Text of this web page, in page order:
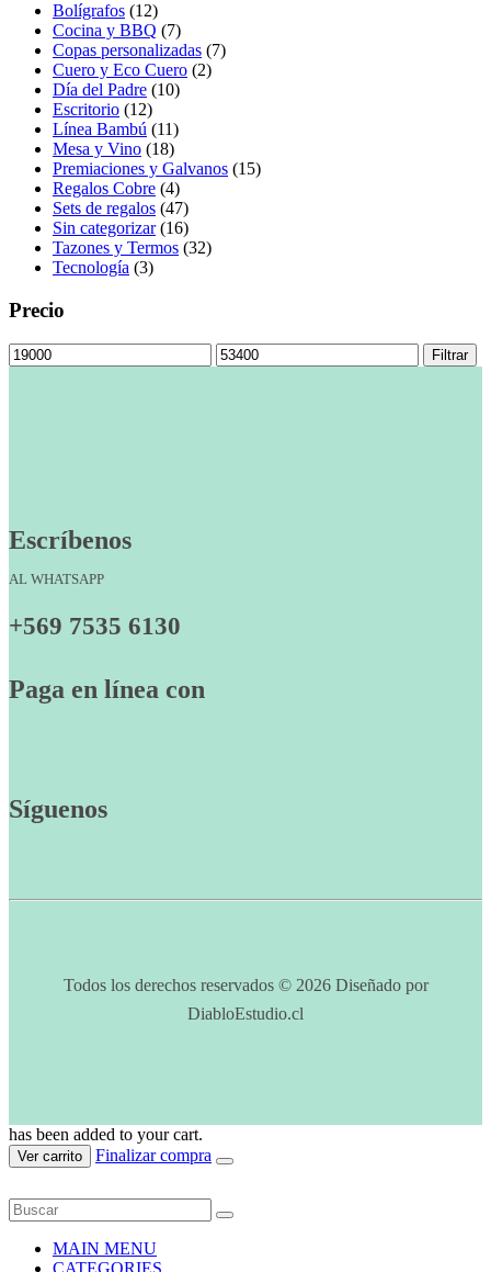
Bolígrafos (12)
Cocina y BBQ (7)
Copas personalizadas (7)
Cuero y Eco Cuero (2)
Día del Padre (10)
Escritorio (12)
Línea Bambú (11)
Mesa y Vino (18)
Premiaciones y Galvanos (15)
Regalos Cobre (4)
Sets de regalos (47)
Sin categorizar (16)
Tazones y Termos (32)
Tecnología (3)
Precio
Precio
mínimo
Precio
máximo
Filtrar
Escríbenos
AL WHATSAPP
+569 7535 6130
Paga en línea con
Síguenos
Todos los derechos reservados © 2026 Diseñado por
DiabloEstudio.cl
has been added to your cart.
Ver carrito Finalizar compra
MAIN MENU
CATEGORIES